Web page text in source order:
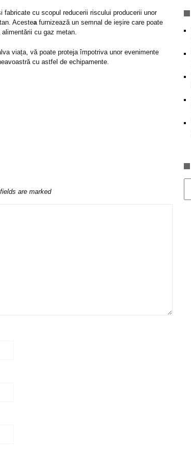
cu scopul reducerii riscului producerii unor
Acesteafurnizează un semnal de ieșire care poate
cu gaz metan.
viața, vă poate proteja împotriva unor evenimente
cu astfel de echipamente.
are marked